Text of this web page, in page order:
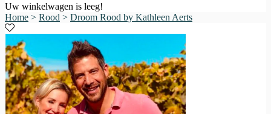
Uw winkelwagen is leeg!
Home > Rood > Droom Rood by Kathleen Aerts